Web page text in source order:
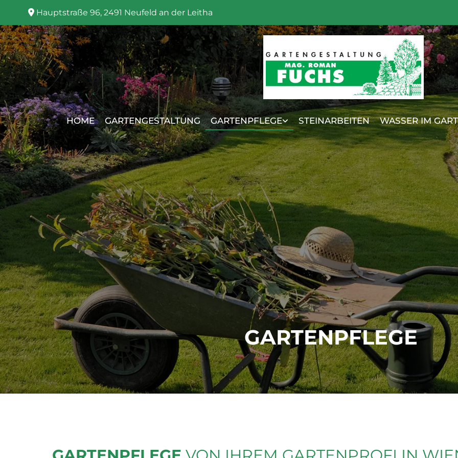
 Hauptstraße 96, 2491 Neufeld an der Leitha
HOME GARTENGESTALTUNG GARTENPFLEGE STEINARBEITEN WASSER IM
GARTENPFLEGE